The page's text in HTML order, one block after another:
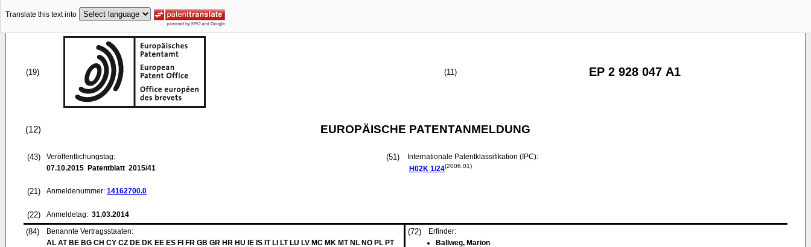
Translate this text into
(19) (11) EP 2 928 047 A1
(12) EUROPÄISCHE PATENTANMELDUNG
(43)
Veröffentlichungstag:
07.10.2015 Patentblatt 2015/41
(21) Anmeldenummer: 14162700.0
(22) Anmeldetag: 31.03.2014
(51)
Internationale Patentklassifikation (IPC):
H02K 1/24(2006.01)
(84)
Benannte Vertragsstaaten:
AL AT BE BG CH CY CZ DE DK EE ES FI FR GB GR HR HU IE IS IT LI LT LU LV MC MK MT NL NO PL PT
(72)
Erfinder:
Ballweg, Marion